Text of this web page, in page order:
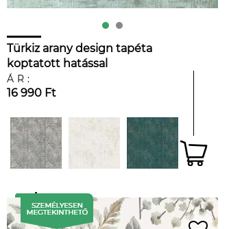
Türkiz arany design tapéta
koptatott hatással
ÁR:
16 990 Ft